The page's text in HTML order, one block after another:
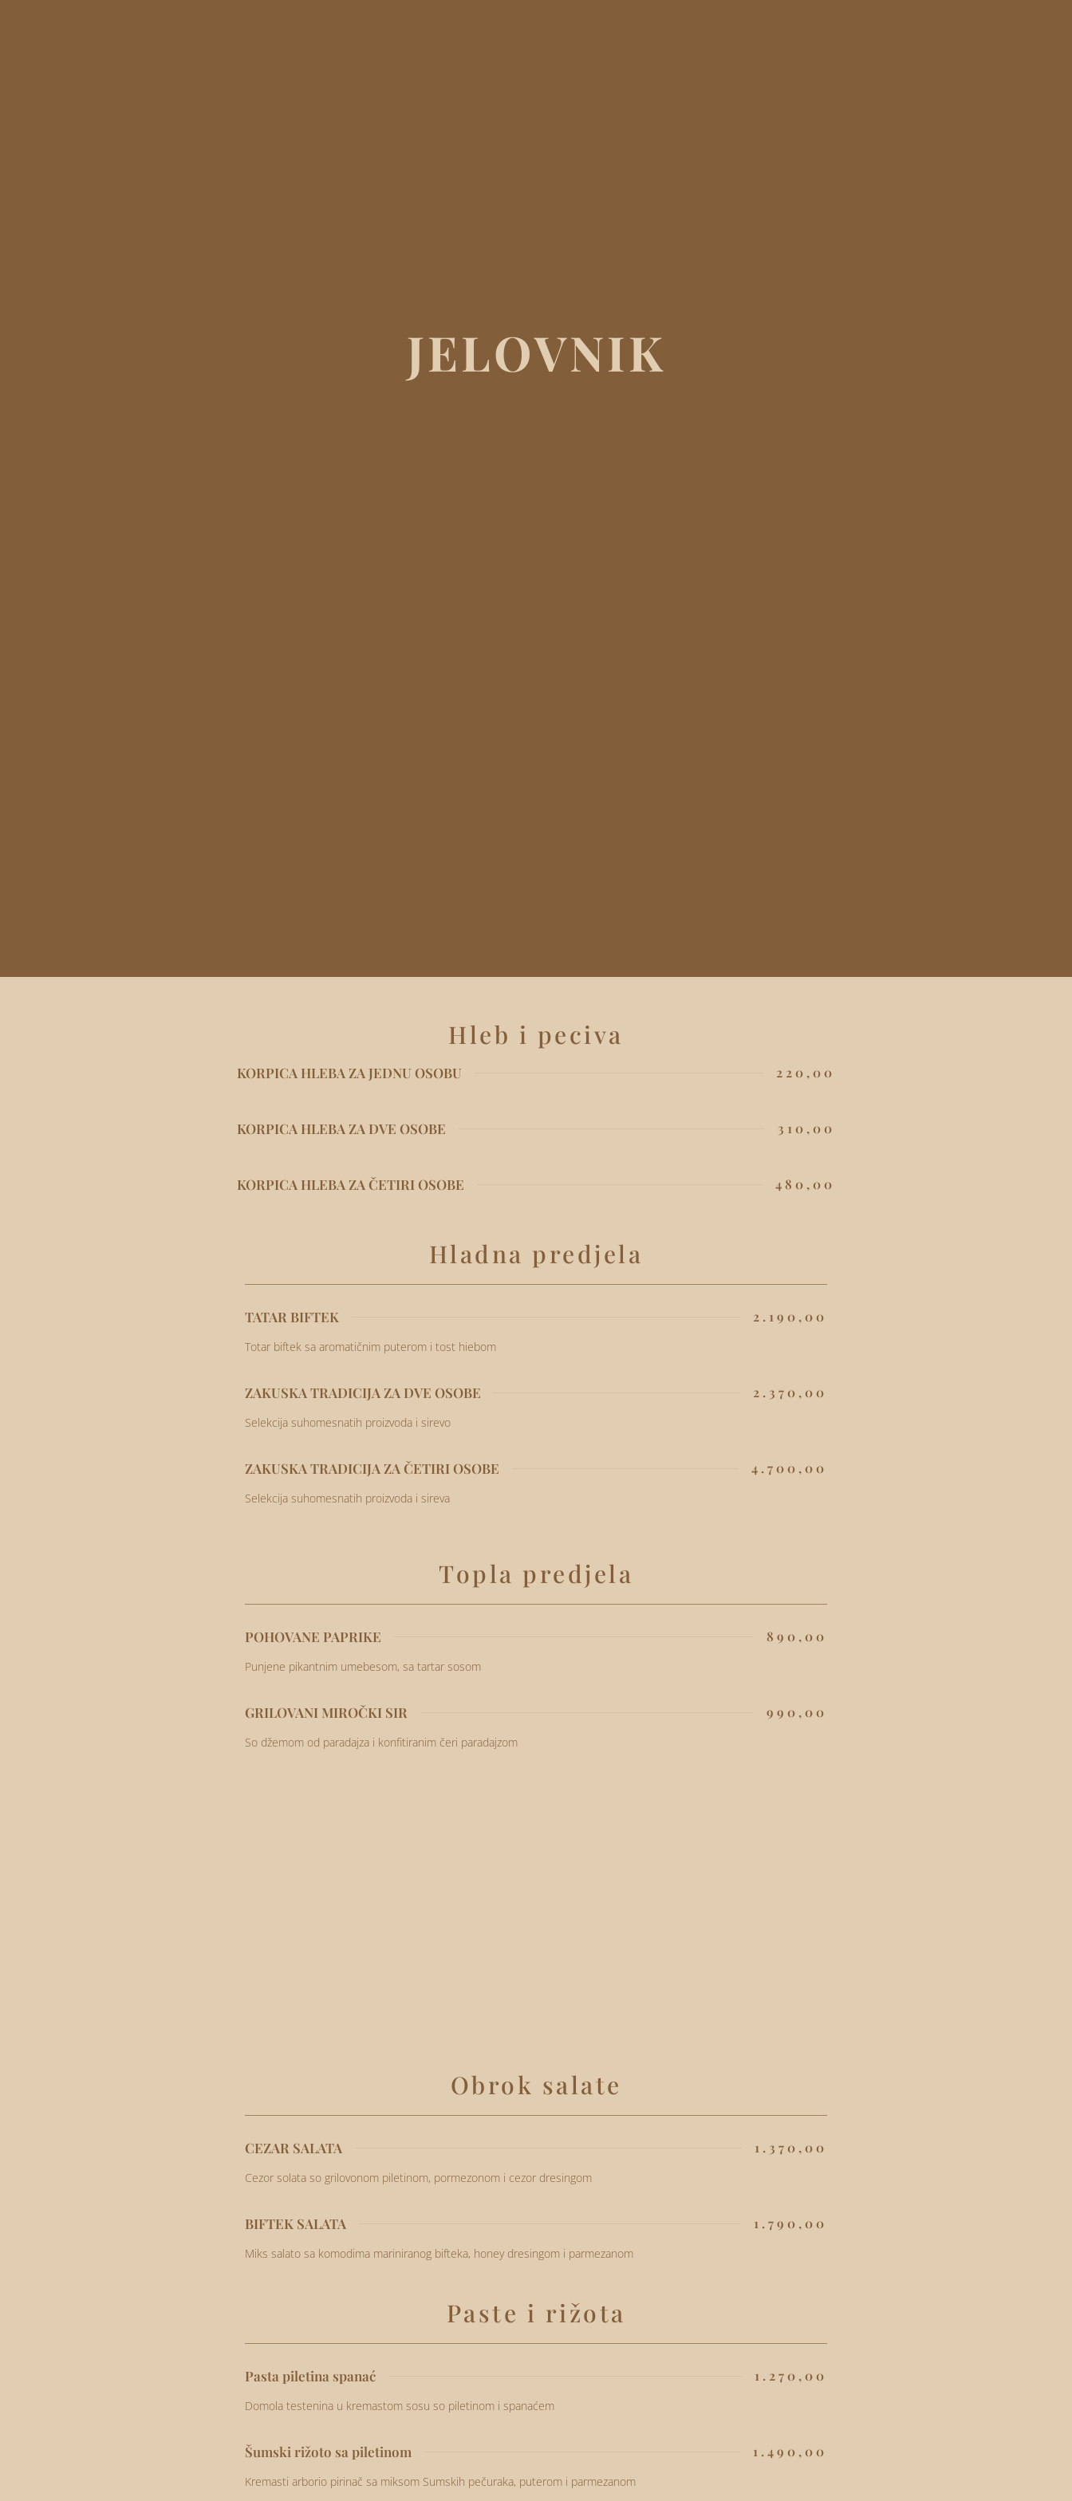
JELOVNIK
Hleb i peciva
KORPICA HLEBA ZA JEDNU OSOBU 220,00
KORPICA HLEBA ZA DVE OSOBE 310,00
KORPICA HLEBA ZA ČETIRI OSOBE 480,00
Hladna predjela
TATAR BIFTEK 2.190,00
Totar biftek sa aromatičnim puterom i tost hiebom
ZAKUSKA TRADICIJA ZA DVE OSOBE 2.370,00
Selekcija suhomesnatih proizvoda i sirevo
ZAKUSKA TRADICIJA ZA ČETIRI OSOBE 4.700,00
Selekcija suhomesnatih proizvoda i sireva
Topla predjela
POHOVANE PAPRIKE 890,00
Punjene pikantnim umebesom, sa tartar sosom
GRILOVANI MIROČKI SIR 990,00
So džemom od paradajza i konfitiranim čeri paradajzom
Obrok salate
CEZAR SALATA 1.370,00
Cezor solata so grilovonom piletinom, pormezonom i cezor dresingom
BIFTEK SALATA 1.790,00
Miks salato sa komodima mariniranog bifteka, honey dresingom i parmezanom
Paste i rižota
Pasta piletina spanać 1.270,00
Domola testenina u kremastom sosu so piletinom i spanaćem
Šumski rižoto sa piletinom 1.490,00
Kremasti arborio pirinač sa miksom Sumskih pečuraka, puterom i parmezanom